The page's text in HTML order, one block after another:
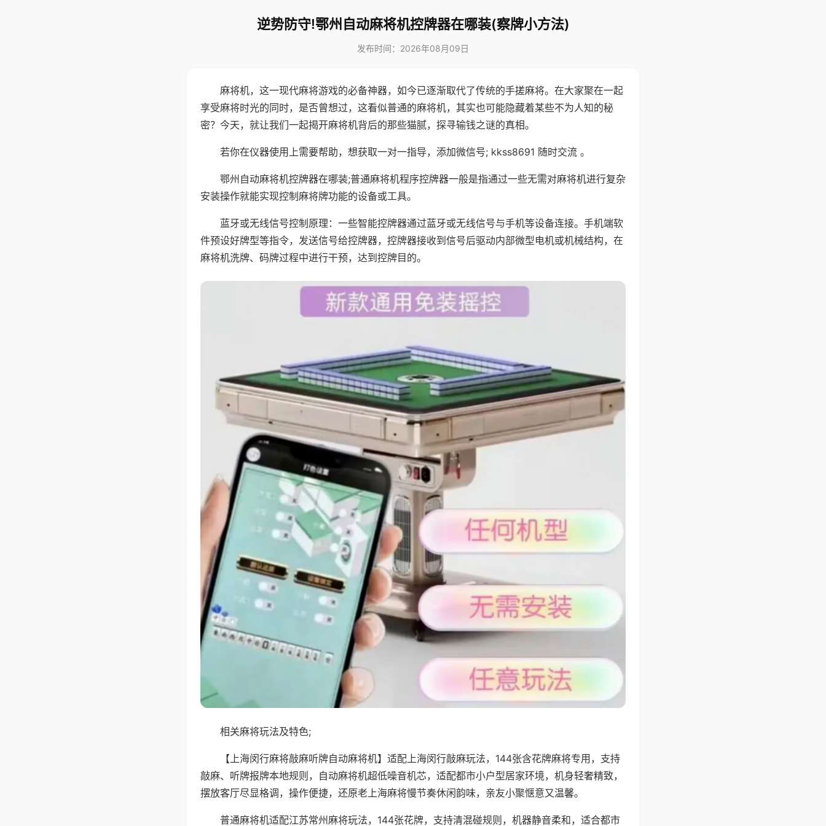
逆势防守!鄂州自动麻将机控牌器在哪装(察牌小方法)
发布时间：2026年08月09日
麻将机，这一现代麻将游戏的必备神器，如今已逐渐取代了传统的手搓麻将。在大家聚在一起
享受麻将时光的同时，是否曾想过，这看似普通的麻将机，其实也可能隐藏着某些不为人知的秘
密？今天，就让我们一起揭开麻将机背后的那些猫腻，探寻输钱之谜的真相。
若你在仪器使用上需要帮助，想获取一对一指导，添加微信号; kkss8691 随时交流 。
鄂州自动麻将机控牌器在哪装;普通麻将机程序控牌器一般是指通过一些无需对麻将机进行复杂
安装操作就能实现控制麻将牌功能的设备或工具。
蓝牙或无线信号控制原理：一些智能控牌器通过蓝牙或无线信号与手机等设备连接。手机端软
件预设好牌型等指令，发送信号给控牌器，控牌器接收到信号后驱动内部微型电机或机械结构，在
麻将机洗牌、码牌过程中进行干预，达到控牌目的。
相关麻将玩法及特色;
【上海闵行麻将敲麻听牌自动麻将机】适配上海闵行敲麻玩法，144张含花牌麻将专用，支持
敲麻、听牌报牌本地规则，自动麻将机超低噪音机芯，适配都市小户型居家环境，机身轻奢精致，
摆放客厅尽显格调，操作便捷，还原老上海麻将慢节奏休闲韵味，亲友小聚惬意又温馨。
普通麻将机适配江苏常州麻将玩法，144张花牌，支持清混碰规则，机器静音柔和，适合都市